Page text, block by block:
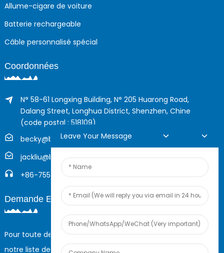
Allume-cigare de voiture
Batterie rechargeable
Câble personnalisé spécial
Coordonnées
N° 58-61 Longxing Building, N° 205 Huarong Road,
Dalang Street, Longhua District, Shenzhen, Chine
(code postal : 518109)
becky@boyingcable.com
jackliu@boyingcable.com
+86-755-21014277
Demande En Ligne
Pour toute demande de renseignements sur nos produits ou
notre liste de prix, veuillez nous laisser votre e-mail et nous
Leave Your Message